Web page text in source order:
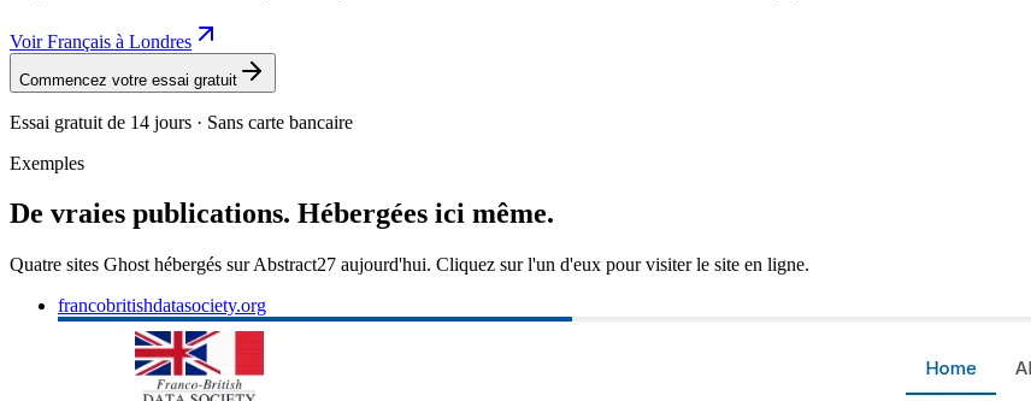
Voir Français à Londres
Commencez votre essai gratuit
Essai gratuit de 14 jours · Sans carte bancaire
Exemples
De vraies publications. Hébergées ici même.
Quatre sites Ghost hébergés sur Abstract27 aujourd'hui. Cliquez sur l'un d'eux pour visiter le site en ligne.
francobritishdatasociety.org